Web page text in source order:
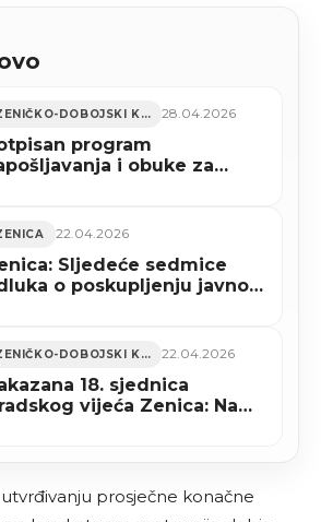
ZENIČKO-DOBOJSKI KANTON 28.04.2026
program
i obuke za
22.04.2026
Sljedeće sedmice
o poskupljenju javnog
ZENIČKO-DOBOJSKI KANTON 22.04.2026
18. sjednica
vijeća Zenica: Na
prosječne konačne